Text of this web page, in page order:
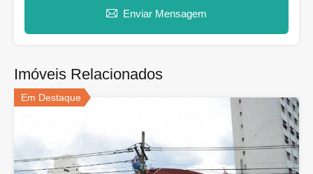
Enviar Mensagem
Imóveis Relacionados
Em Destaque